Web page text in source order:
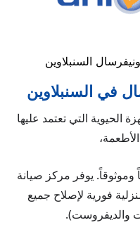
السنبلاوين
في السنبلاوين
الحيوية التي تعتمد عليها
يوفر مركز صيانة
فورية لإصلاح جميع
والديفروست).